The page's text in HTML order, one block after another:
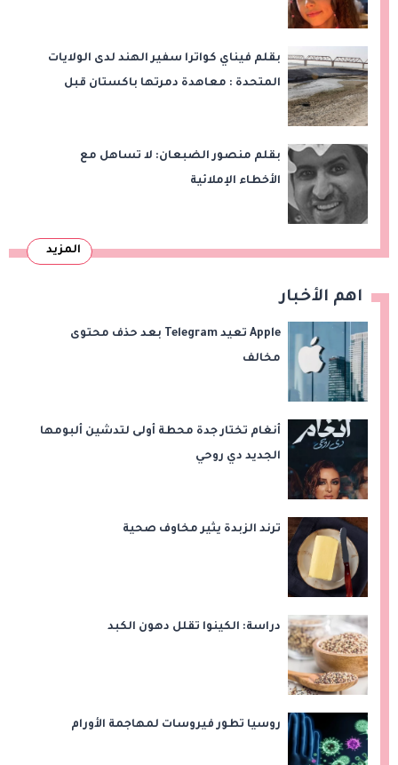
بقلم فيناي كواترا سفير الهند لدى الولايات
المتحدة : معاهدة دمرتها باكستان قبل
بقلم منصور الضبعان: لا تساهل مع
الأخطاء الإملائية
المزيد
اهم الأخبار
Apple تعيد Telegram بعد حذف محتوى
مخالف
أنغام تختار جدة محطة أولى لتدشين ألبومها
الجديد دي روحي
ترند الزبدة يثير مخاوف صحية
دراسة: الكينوا تقلل دهون الكبد
روسيا تطور فيروسات لمهاجمة الأورام